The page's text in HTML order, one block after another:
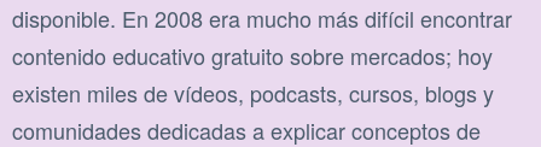
disponible. En 2008 era mucho más difícil encontrar
contenido educativo gratuito sobre mercados; hoy
existen miles de vídeos, podcasts, cursos, blogs y
comunidades dedicadas a explicar conceptos de